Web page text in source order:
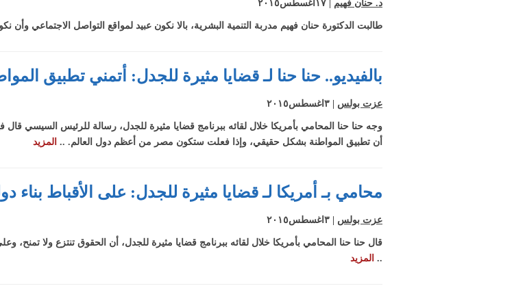
د. حنان فهيم
طالبت الدكتورة حنان فهيم مدربة التنمية البشرية، بالا نكون عبيد لمواقع التواصل الاجتماعي وأن
بالفيديو.. حنا حنا لـ قضايا مثيرة للجدل: أتمني تطبيق
عزت بولس
وجه حنا حنا المحامي بأمريكا خلال لقائه ببرنامج قضايا مثيرة للجدل، رسالة للرئيس السيسي
أن تطبيق المواطنة بشكل حقيقي، وإذا فعلت ستكون مصر من أعظم دول العالم. .. المزيد
محامي بـ أمريكا لـ قضايا مثيرة للجدل: على الأقباط بناء
عزت بولس
قال حنا حنا المحامي بأمريكا خلال لقائه ببرنامج قضايا مثيرة للجدل، أن الحقوق تنتزع ولا تمنح،
.. المزيد